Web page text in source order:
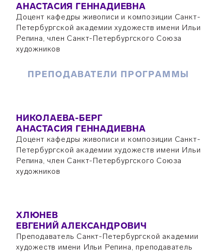
АНАСТАСИЯ ГЕННАДИЕВНА
Доцент кафедры живописи и композиции Санкт-
Петербургской академии художеств имени Ильи
Репина, член Санкт-Петербургского Союза
художников
ПРЕПОДАВАТЕЛИ ПРОГРАММЫ
НИКОЛАЕВА-БЕРГ
АНАСТАСИЯ ГЕННАДИЕВНА
Доцент кафедры живописи и композиции Санкт-
Петербургской академии художеств имени Ильи
Репина, член Санкт-Петербургского Союза
художников
ХЛЮНЕВ
ЕВГЕНИЙ АЛЕКСАНДРОВИЧ
Преподаватель Санкт-Петербургской академии
художеств имени Ильи Репина, преподаватель